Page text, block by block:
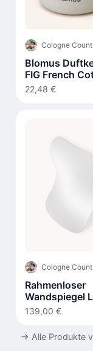
Cologne
Blomus
FIG French
290g
22,48 €
Cologne
Rahmenloser
Wandspiegel
organischer
139,00 €
→ Alle Produkte